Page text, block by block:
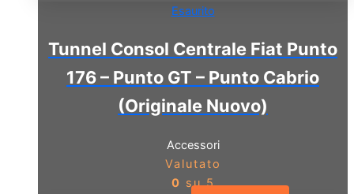
Esaurito
Tunnel Consol Centrale Fiat Punto
176 – Punto GT – Punto Cabrio
(Originale Nuovo)
Accessori
Valutato
0 su 5